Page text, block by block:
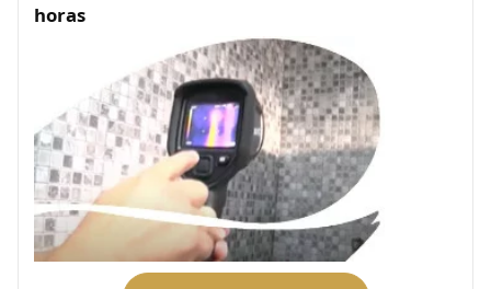
horas